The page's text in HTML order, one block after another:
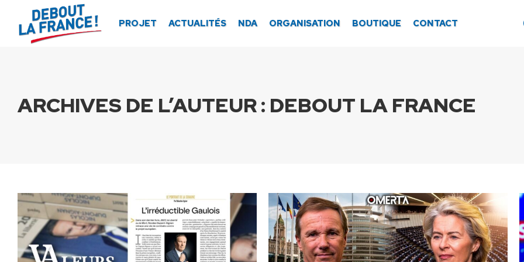
PROJET ACTUALITÉS NDA ORGANISATION BOUTIQUE CONTACT
ARCHIVES DE L’AUTEUR : DEBOUT LA FRANCE
Panneau de gestion des cookies